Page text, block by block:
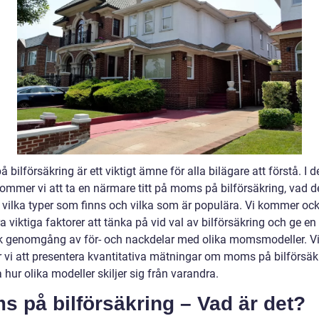
bilförsäkring är ett viktigt ämne för alla bilägare att förstå. I
vi att ta en närmare titt på moms på bilförsäkring, vad
vilka typer som finns och vilka som är populära. Vi kommer
viktiga faktorer att tänka på vid val av bilförsäkring och ge en
genomgång av för- och nackdelar med olika momsmodeller.
vi att presentera kvantitativa mätningar om moms på
hur olika modeller skiljer sig från varandra.
på bilförsäkring – Vad är det?